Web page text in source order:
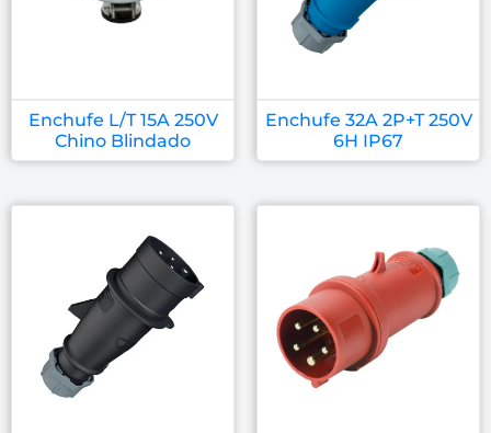
Enchufe L/T 15A 250V
Chino Blindado
Enchufe 32A 2P+T 250V
6H IP67